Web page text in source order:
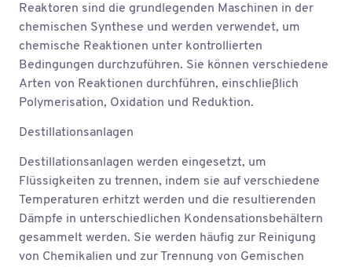
Reaktoren sind die grundlegenden Maschinen in der
chemischen Synthese und werden verwendet, um
chemische Reaktionen unter kontrollierten
Bedingungen durchzuführen. Sie können verschiedene
Arten von Reaktionen durchführen, einschließlich
Polymerisation, Oxidation und Reduktion.
Destillationsanlagen
Destillationsanlagen werden eingesetzt, um
Flüssigkeiten zu trennen, indem sie auf verschiedene
Temperaturen erhitzt werden und die resultierenden
Dämpfe in unterschiedlichen Kondensationsbehältern
gesammelt werden. Sie werden häufig zur Reinigung
von Chemikalien und zur Trennung von Gemischen